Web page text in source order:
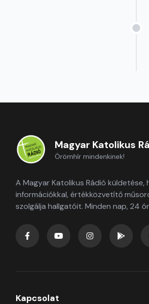
Magyar Katolikus
Örömhír mindenkinek!
A Magyar Katolikus Rádió küldetése,
információkkal, értékközvetítő
szolgálja hallgatóit. Minden nap, 24
Kapcsolat